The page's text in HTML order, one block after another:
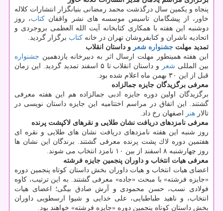
پنجاه و یكمین سال درگذشت محمد رمضانی بنیانگزار انتشارات كلاله
خاور، از پیشگامان تاسیس موسسه های نشر واقفان كتاب، روز
دوشنبه این هفته با همكاری كتابخانه آیت الله العظمی بروجردی و
اتحادیه ناشران و كتابفروشان تهران در خانه كتاب برگزار گردید.
تمدید مهلت جشنواره شعر و داستان انقلاب
این هفته همینطور مهلت ارسال اثر به دبیرخانه یازدهمین جشنواره
بین المللی شعر
و داستان انقلاب تا ۵ اسفند تمدید گردید. این زمان
قبل از این ۳۰ بهمن ماه اعلام شده بود.
معرفی برگزیدگان جایزه جمالزاده
برگزیدگان اولین دوره جایزه ادبی جمالزاده هم این هفته معرفی
گشتند. این اتفاق در مراسم اختتامیه این جایزه داستان نویسی در
تالار هنر اصفهان رخ داد.
معرفی نامزدهای دریافت نشان طلایی و نقرهای لاكپشت پرنده
روز شنبه این هفته نامزدهای دریافت نشان های طلایی و نقره ای
هفتمین دوره لاك پشت پرنده معرفی گشتند. برندگان این نشان ها
روز چهارشنبه ۸ اسفند از بین ۱۰ نامزد انتخاب می شوند.
معرفی هیات انتخاب و داوران پنجمین جایزه فرشته
اعضای هیات انتخاب و هیات داوران بخش داستان كوتاه پنجمین دوره
«جایزه فرشته» با مبحث «جاده» معرفی گشتند. به این ترتیب، كاوه
فولادی نسب، حسن محمودی و آرش صادق بیگی؛ اعضای هیات
انتخاب، و ناهید طباطبایی، علی خدایی و شیوا ارسطویی داوران
بخش داستان كوتاه پنجمین دوره «جایزه فرشته» خواهند بود.